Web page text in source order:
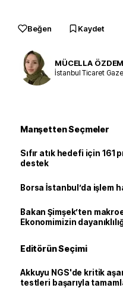
Beğen Kaydet
MÜCELLA
İstanbul Ticaret
Manşetten Seçmeler
Sıfır atık hedefi için 161
destek
Borsa İstanbul’da işlem
Bakan Şimşek’ten
Ekonomimizin
Editörün Seçimi
Akkuyu NGS'de kritik
testleri başarıyla